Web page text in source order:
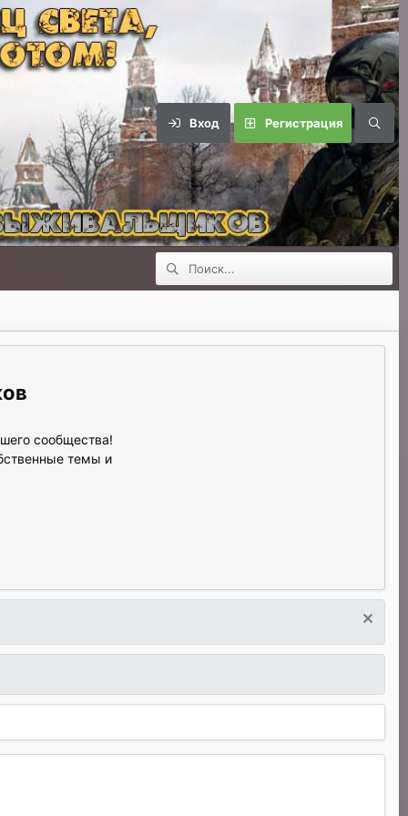
Вход Регистрация
сообщества!
темы и